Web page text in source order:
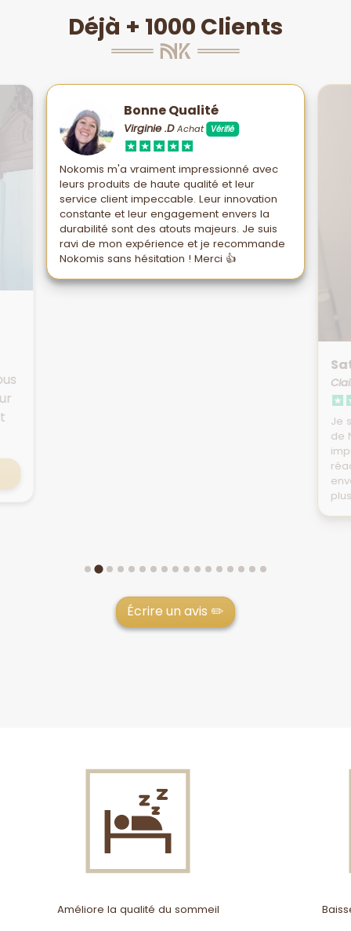
Déjà + 1000 Clients
Bonne Qualité
Virginie .D Achat Vérifié
Nokomis m'a vraiment impressionné avec
leurs produits de haute qualité et leur
service client impeccable. Leur innovation
constante et leur engagement envers la
durabilité sont des atouts majeurs. Je suis
ravi de mon expérience et je recommande
Nokomis sans hésitation ! Merci 👍
Je
de
Écrire un avis ✏️
Améliore la qualité du sommeil